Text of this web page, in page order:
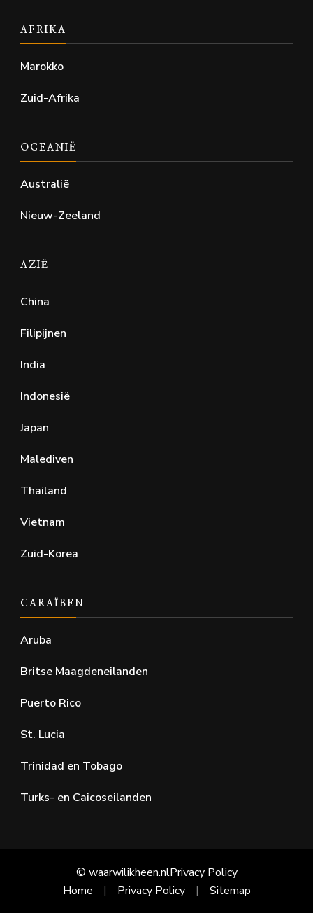
AFRIKA
Marokko
Zuid-Afrika
OCEANIË
Australië
Nieuw-Zeeland
AZIË
China
Filipijnen
India
Indonesië
Japan
Malediven
Thailand
Vietnam
Zuid-Korea
CARAÏBEN
Aruba
Britse Maagdeneilanden
Puerto Rico
St. Lucia
Trinidad en Tobago
Turks- en Caicoseilanden
© waarwilikheen.nlPrivacy Policy
Home
Privacy Policy Sitemap